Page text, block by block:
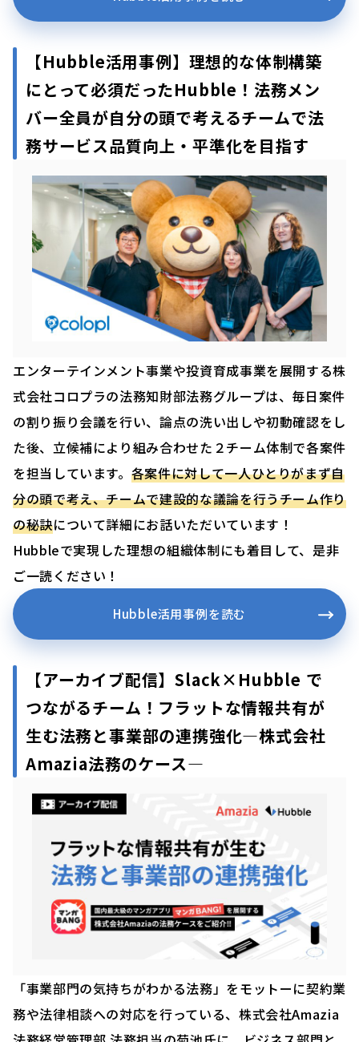
【Hubble活用事例】理想的な体制構築
にとって必須だったHubble！法務メン
バー全員が自分の頭で考えるチームで法
務サービス品質向上・平準化を目指す
エンターテインメント事業や投資育成事業を展開する株
式会社コロプラの法務知財部法務グループは、毎日案件
の割り振り会議を行い、論点の洗い出しや初動確認をし
た後、立候補により組み合わせた２チーム体制で各案件
を担当しています。 各案件に対して一人ひとりがまず自
分の頭で考え、チームで建設的な議論を行うチーム作り
の秘訣について詳細にお話いただいています！
Hubbleで実現した理想の組織体制にも着目して、是非
ご一読ください！
Hubble活用事例を読む
【アーカイブ配信】Slack×Hubble で
つながるチーム！フラットな情報共有が
生む法務と事業部の連携強化―株式会社
Amazia法務のケース―
「事業部門の気持ちがわかる法務」をモットーに契約業
務や法律相談への対応を行っている、株式会社Amazia